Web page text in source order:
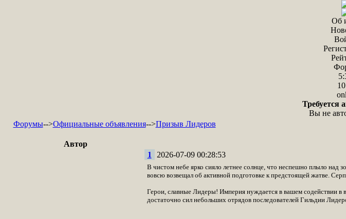
Об
Требуется
Вы не
Форумы-->Официальные объявления-->Призыв Лидеров
Автор
1
2026-07-09 00:28:53
В чистом небе ярко сияло летнее солнце, что неспешно плыло
вовсю возвещал об активной подготовке к предстоящей жатве.
Герои, славные Лидеры! Империя нуждается в вашем содействии в
достаточно сил небольших отрядов последователей Гильдии